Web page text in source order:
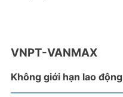
VNPT-VANMAX
Không giới hạn lao động